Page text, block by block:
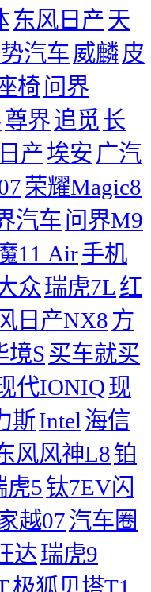
东风日产 天
汽车 威麟皮
椅问界
尊界追觅长
日产埃安 广汽
荣耀Magic8
汽车 问界M9
11 Air手机
众瑞虎7L 红
日产NX8 方
境S 买车就买
代IONIQ现
斯Intel 海信
风风神L8铂
虎5钛7EV闪
越07汽车圈
达瑞虎9
极狐贝塔T1